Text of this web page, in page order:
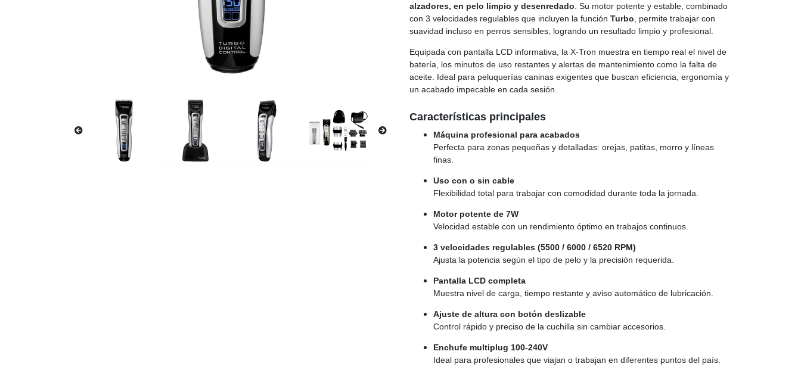
alzadores, en pelo limpio y desenredado . Su motor potente y estable, combinado
con 3 velocidades regulables que incluyen la función Turbo , permite trabajar con
suavidad incluso en perros sensibles, logrando un resultado limpio y profesional.
Equipada con pantalla LCD informativa, la X-Tron muestra en tiempo real el nivel de
batería, los minutos de uso restantes y alertas de mantenimiento como la falta de
aceite. Ideal para peluquerías caninas exigentes que buscan eficiencia, ergonomía y
un acabado impecable en cada sesión.
Características principales
Máquina profesional para acabados
Perfecta para zonas pequeñas y detalladas: orejas, patitas, morro y líneas
finas.
Uso con o sin cable
Flexibilidad total para trabajar con comodidad durante toda la jornada.
Motor potente de 7W
Velocidad estable con un rendimiento óptimo en trabajos continuos.
3 velocidades regulables (5500 / 6000 / 6520 RPM)
Ajusta la potencia según el tipo de pelo y la precisión requerida.
Pantalla LCD completa
Muestra nivel de carga, tiempo restante y aviso automático de lubricación.
Ajuste de altura con botón deslizable
Control rápido y preciso de la cuchilla sin cambiar accesorios.
Enchufe multiplug 100-240V
Ideal para profesionales que viajan o trabajan en diferentes puntos del país.